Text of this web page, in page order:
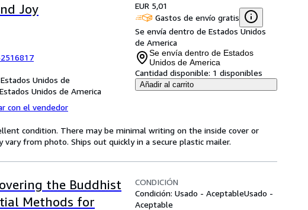
Joy
Unidos de
Unidos de America
con el vendedor
EUR 5,01
Gastos de envío gratis
Se envía dentro de Estados Unidos
de America
Se envía dentro de Estados
Unidos de America
Cantidad disponible: 1 disponibles
Añadir al carrito
condition. There may be minimal writing on the inside cover or
vary from photo. Ships out quickly in a secure plastic mailer.
the Buddhist
Methods for
CONDICIÓN
Condición: Usado - AceptableUsado -
Aceptable